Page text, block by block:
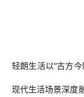
轻朗生活以“古方
现代生活场景深度